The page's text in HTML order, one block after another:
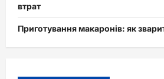
втрат
Приготування макаронів: як